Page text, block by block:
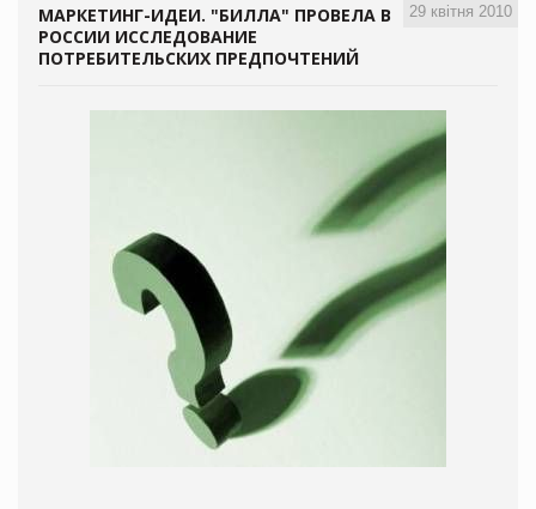
29 квітня 2010
МАРКЕТИНГ-ИДЕИ. "БИЛЛА" ПРОВЕЛА В
РОССИИ ИССЛЕДОВАНИЕ
ПОТРЕБИТЕЛЬСКИХ ПРЕДПОЧТЕНИЙ